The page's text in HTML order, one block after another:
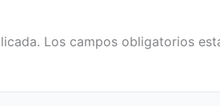
Los campos obligatorios